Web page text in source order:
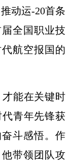
动运-20首条
全国职业技
航空报国的
才能在关键时
代青年先锋获
斗感悟。作
带领团队攻